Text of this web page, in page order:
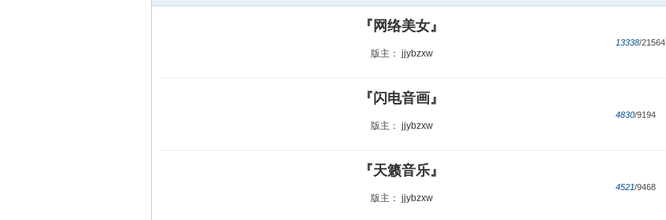
『网络美女』
版主： jjybzxw
13338/21564
『闪电音画』
版主： jjybzxw
4830/9194
『天籁音乐』
版主： jjybzxw
4521/9468